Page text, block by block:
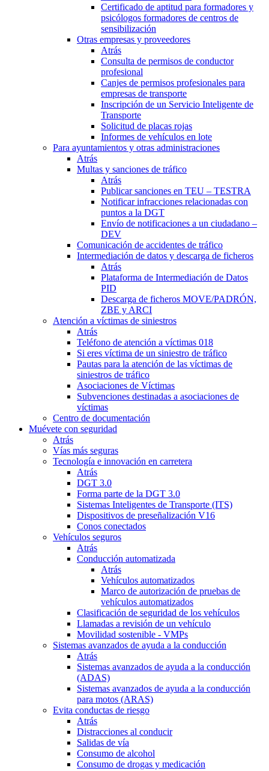
Certificado de aptitud para formadores y
psicólogos formadores de centros de
sensibilización
Otras empresas y proveedores
Atrás
Consulta de permisos de conductor
profesional
Canjes de permisos profesionales para
empresas de transporte
Inscripción de un Servicio Inteligente de
Transporte
Solicitud de placas rojas
Informes de vehículos en lote
Para ayuntamientos y otras administraciones
Atrás
Multas y sanciones de tráfico
Atrás
Publicar sanciones en TEU – TESTRA
Notificar infracciones relacionadas con
puntos a la DGT
Envío de notificaciones a un ciudadano –
DEV
Comunicación de accidentes de tráfico
Intermediación de datos y descarga de ficheros
Atrás
Plataforma de Intermediación de Datos
PID
Descarga de ficheros MOVE/PADRÓN,
ZBE y ARCI
Atención a víctimas de siniestros
Atrás
Teléfono de atención a víctimas 018
Si eres víctima de un siniestro de tráfico
Pautas para la atención de las víctimas de
siniestros de tráfico
Asociaciones de Víctimas
Subvenciones destinadas a asociaciones de
víctimas
Centro de documentación
Muévete con seguridad
Atrás
Vías más seguras
Tecnología e innovación en carretera
Atrás
DGT 3.0
Forma parte de la DGT 3.0
Sistemas Inteligentes de Transporte (ITS)
Dispositivos de preseñalización V16
Conos conectados
Vehículos seguros
Atrás
Conducción automatizada
Atrás
Vehículos automatizados
Marco de autorización de pruebas de
vehículos automatizados
Clasificación de seguridad de los vehículos
Llamadas a revisión de un vehículo
Movilidad sostenible - VMPs
Sistemas avanzados de ayuda a la conducción
Atrás
Sistemas avanzados de ayuda a la conducción
(ADAS)
Sistemas avanzados de ayuda a la conducción
para motos (ARAS)
Evita conductas de riesgo
Atrás
Distracciones al conducir
Salidas de vía
Consumo de alcohol
Consumo de drogas y medicación